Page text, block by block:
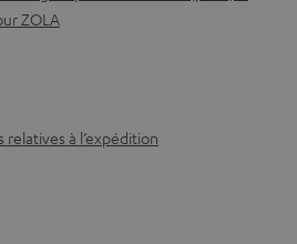
ZOLA
relatives à l’expédition